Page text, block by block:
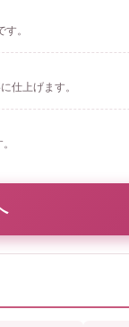
。
仕上げます。